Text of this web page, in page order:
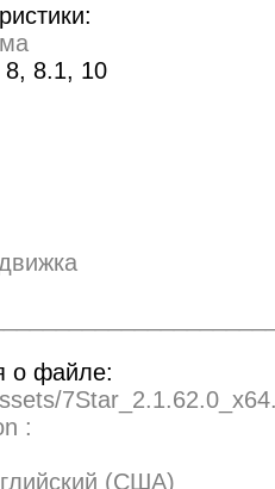
8, 8.1, 10
о файле:
:
(США)